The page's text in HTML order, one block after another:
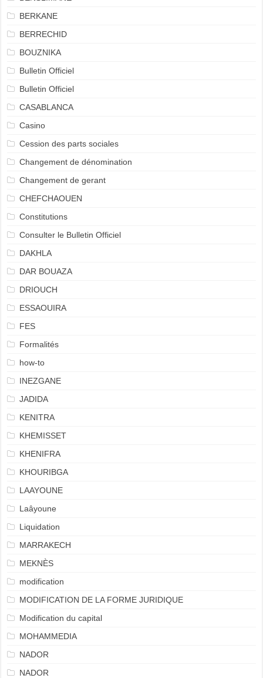
BERKANE
BERRECHID
BOUZNIKA
Bulletin Officiel
Bulletin Officiel
CASABLANCA
Casino
Cession des parts sociales
Changement de dénomination
Changement de gerant
CHEFCHAOUEN
Constitutions
Consulter le Bulletin Officiel
DAKHLA
DAR BOUAZA
DRIOUCH
ESSAOUIRA
FES
Formalités
how-to
INEZGANE
JADIDA
KENITRA
KHEMISSET
KHENIFRA
KHOURIBGA
LAAYOUNE
Laâyoune
Liquidation
MARRAKECH
MEKNÈS
modification
MODIFICATION DE LA FORME JURIDIQUE
Modification du capital
MOHAMMEDIA
NADOR
NADOR